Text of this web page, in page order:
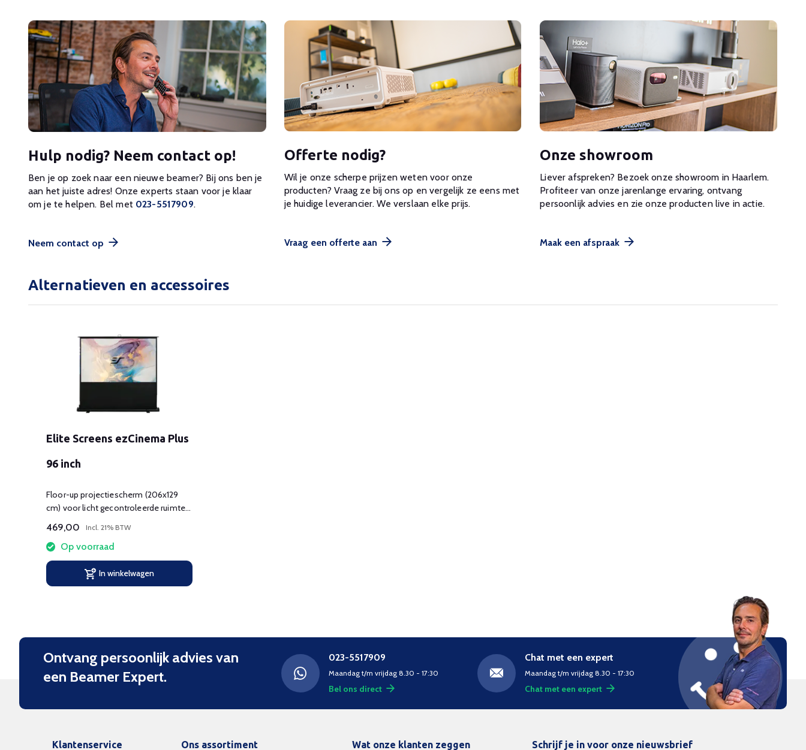
Hulp nodig? Neem contact op!
Ben je op zoek naar een nieuwe beamer? Bij ons ben je
aan het juiste adres! Onze experts staan voor je klaar
om je te helpen. Bel met 023-5517909.
Neem contact op
Offerte nodig?
Wil je onze scherpe prijzen weten voor onze
producten? Vraag ze bij ons op en vergelijk ze eens met
je huidige leverancier. We verslaan elke prijs.
Vraag een offerte aan
Onze showroom
Liever afspreken? Bezoek onze showroom in Haarlem.
Profiteer van onze jarenlange ervaring, ontvang
persoonlijk advies en zie onze producten live in actie.
Maak een afspraak
Alternatieven en accessoires
Elite Screens ezCinema Plus
96 inch
Floor-up projectiescherm (206x129
cm) voor licht gecontroleerde ruimte
met schaar-mechanisme.
469,00 Incl. 21% BTW
Op voorraad
In winkelwagen
Ontvang persoonlijk advies van
een Beamer Expert.
023-5517909
Maandag t/m vrijdag 8.30 - 17:30
Bel ons direct
Chat met een expert
Maandag t/m vrijdag 8.30 - 17:30
Chat met een expert
Klantenservice Ons assortiment Wat onze klanten zeggen Schrijf je in voor onze nieuwsbrief